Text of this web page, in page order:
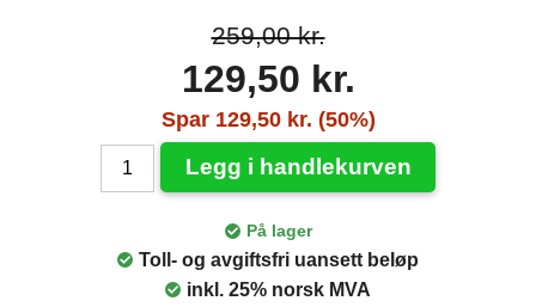
259,00 kr.
129,50 kr.
Spar 129,50 kr. (50%)
Legg i handlekurven
På lager
Toll- og avgiftsfri uansett beløp
inkl. 25% norsk MVA